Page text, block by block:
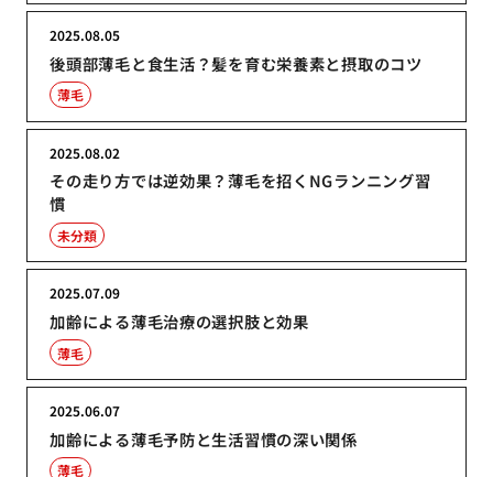
後頭部薄毛と食生活？髪を育む栄養素と摂取のコツ
2025.08.05
薄毛
その走り方では逆効果？薄毛を招くNGランニング習
慣
2025.08.02
未分類
加齢による薄毛治療の選択肢と効果
2025.07.09
薄毛
加齢による薄毛予防と生活習慣の深い関係
2025.06.07
薄毛